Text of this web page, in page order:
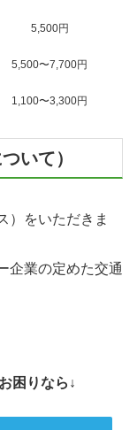
5,500円
5,500〜7,700円
1,100〜3,300円
いて）
）をいただきま
企業の定めた交通
困りなら↓